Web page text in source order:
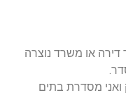
דירה או משרד נוצרה
ואני מסדרת בתים